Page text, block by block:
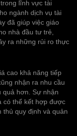
lĩnh vực tài
ngành dịch vụ tài
đã giúp việc giáo
nhà đầu tư trẻ,
ra những rủi ro thực
cao khả năng tiếp
nhận ra nhu cầu
quả hơn. Sự nhận
có thể kết hợp được
quy định và quản